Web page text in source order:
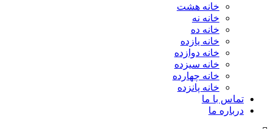
خانه هشت
خانه نه
خانه ده
خانه یازده
خانه دوازده
خانه سیزده
خانه چهارده
خانه پانزده
تماس با ما
درباره ما